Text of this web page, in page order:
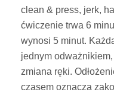
clean & press, jerk,
ćwiczenie trwa 6
wynosi 5 minut.
jednym
zmiana ręki.
czasem oznacza